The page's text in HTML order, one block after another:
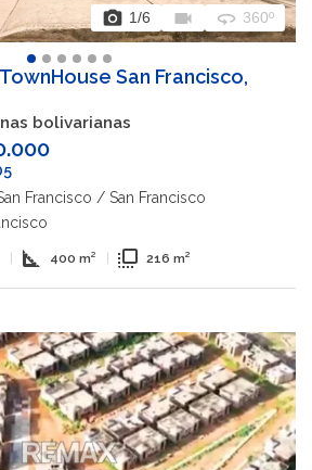
photo_camera 1/6 videocam 360 360º
San Francisco,
bolivarianas
Francisco / San Francisco
square_foot 400 m² flip_to_front 216 m²